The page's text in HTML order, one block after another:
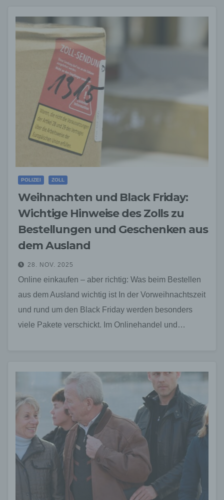
POLIZEI ZOLL
Weihnachten und Black Friday:
Wichtige Hinweise des Zolls zu
Bestellungen und Geschenken aus
dem Ausland
28. NOV. 2025
Online einkaufen – aber richtig: Was beim Bestellen
aus dem Ausland wichtig ist In der Vorweihnachtszeit
und rund um den Black Friday werden besonders
viele Pakete verschickt. Im Onlinehandel und…